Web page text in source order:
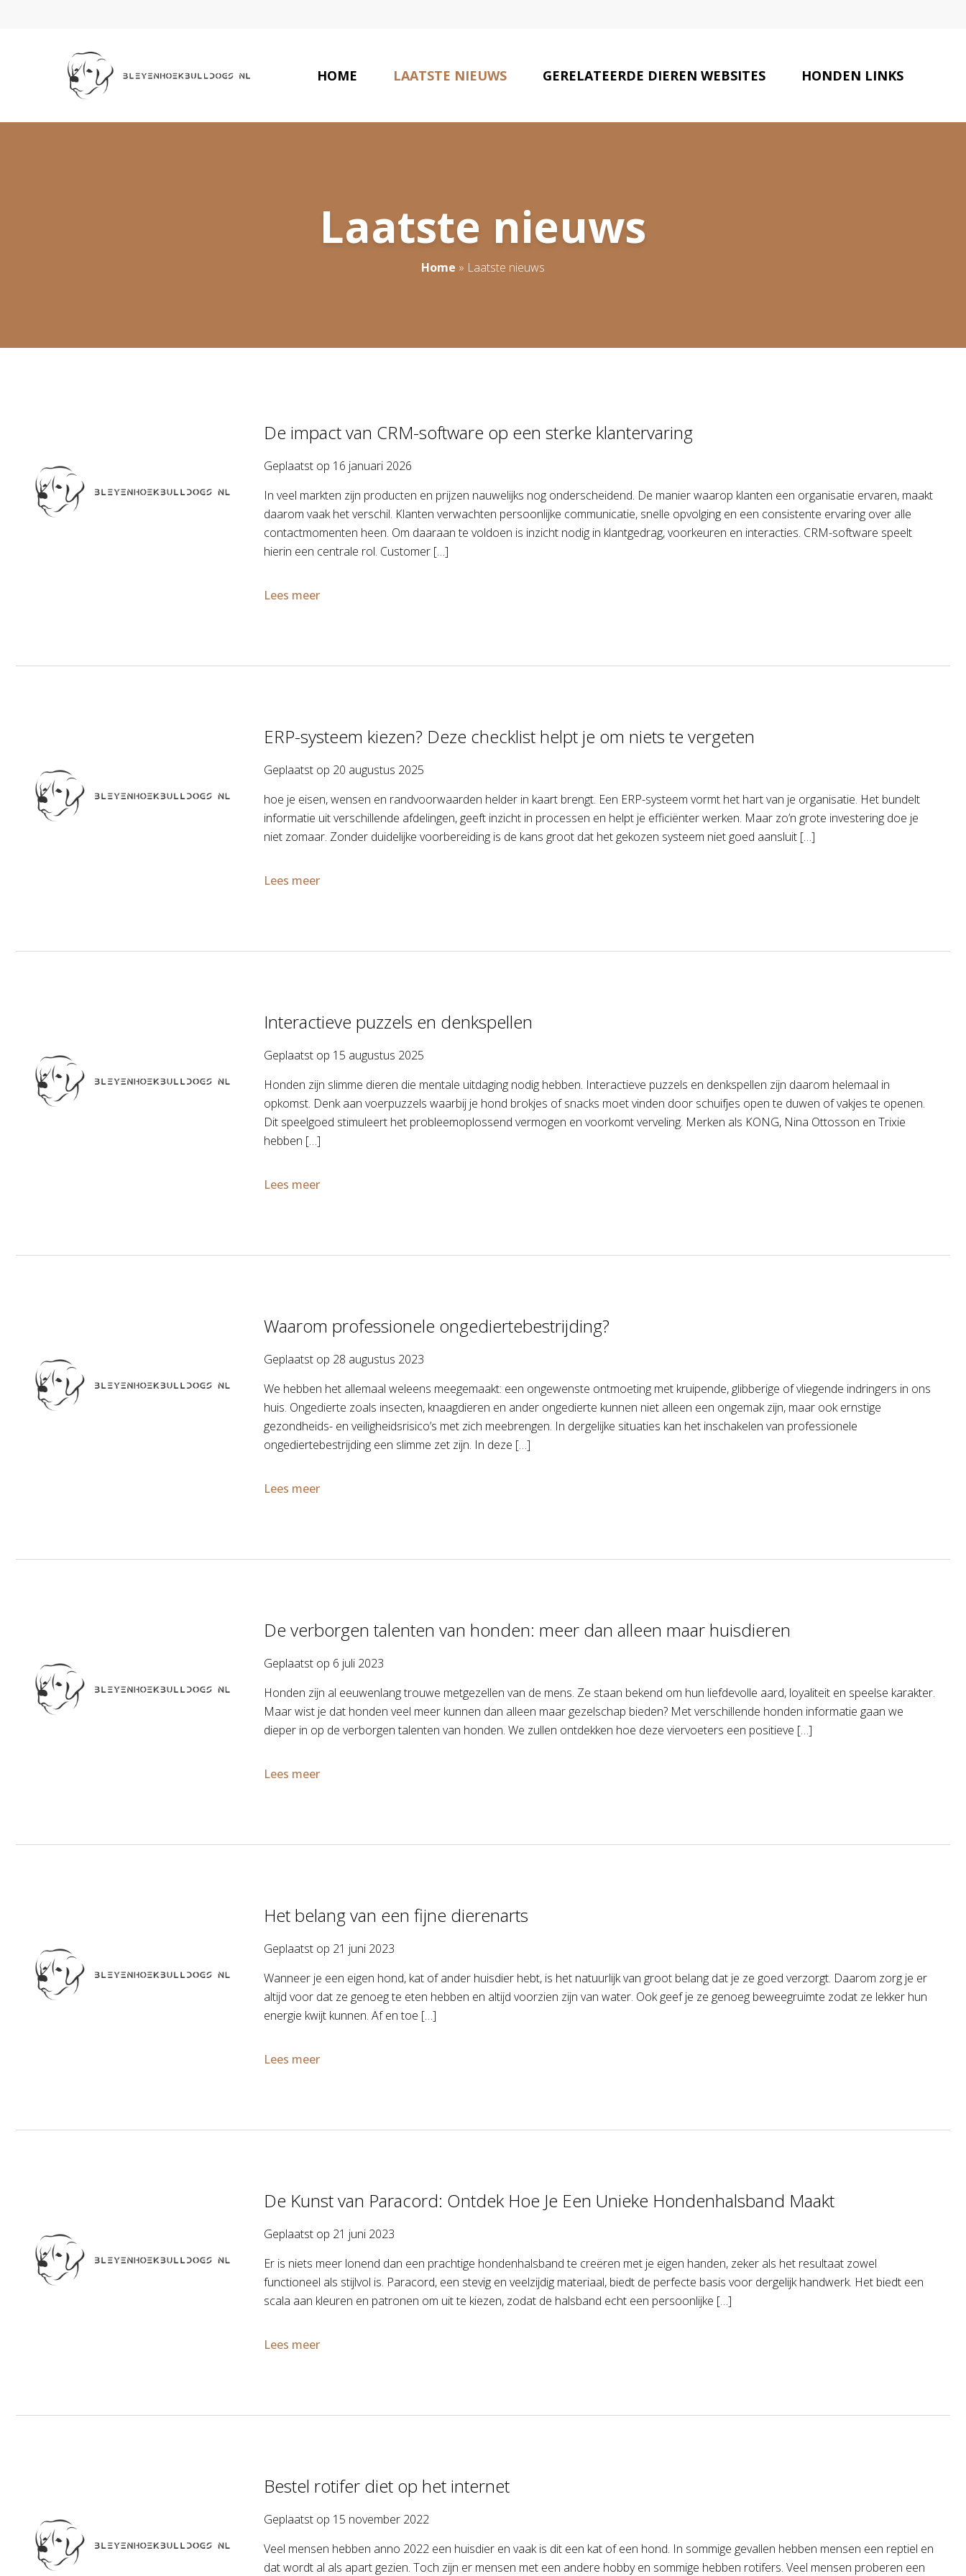
HOME LAATSTE NIEUWS GERELATEERDE DIEREN WEBSITES HONDEN LINKS
Laatste nieuws
Home » Laatste nieuws
De impact van CRM-software op een sterke klantervaring
Geplaatst op 16 januari 2026
In veel markten zijn producten en prijzen nauwelijks nog onderscheidend. De manier waarop klanten een organisatie ervaren, maakt
daarom vaak het verschil. Klanten verwachten persoonlijke communicatie, snelle opvolging en een consistente ervaring over alle
contactmomenten heen. Om daaraan te voldoen is inzicht nodig in klantgedrag, voorkeuren en interacties. CRM-software speelt
hierin een centrale rol. Customer […]
Lees meer
ERP-systeem kiezen? Deze checklist helpt je om niets te vergeten
Geplaatst op 20 augustus 2025
hoe je eisen, wensen en randvoorwaarden helder in kaart brengt. Een ERP-systeem vormt het hart van je organisatie. Het bundelt
informatie uit verschillende afdelingen, geeft inzicht in processen en helpt je efficiënter werken. Maar zo’n grote investering doe je
niet zomaar. Zonder duidelijke voorbereiding is de kans groot dat het gekozen systeem niet goed aansluit […]
Lees meer
Interactieve puzzels en denkspellen
Geplaatst op 15 augustus 2025
Honden zijn slimme dieren die mentale uitdaging nodig hebben. Interactieve puzzels en denkspellen zijn daarom helemaal in
opkomst. Denk aan voerpuzzels waarbij je hond brokjes of snacks moet vinden door schuifjes open te duwen of vakjes te openen.
Dit speelgoed stimuleert het probleemoplossend vermogen en voorkomt verveling. Merken als KONG, Nina Ottosson en Trixie
hebben […]
Lees meer
Waarom professionele ongediertebestrijding?
Geplaatst op 28 augustus 2023
We hebben het allemaal weleens meegemaakt: een ongewenste ontmoeting met kruipende, glibberige of vliegende indringers in ons
huis. Ongedierte zoals insecten, knaagdieren en ander ongedierte kunnen niet alleen een ongemak zijn, maar ook ernstige
gezondheids- en veiligheidsrisico’s met zich meebrengen. In dergelijke situaties kan het inschakelen van professionele
ongediertebestrijding een slimme zet zijn. In deze […]
Lees meer
De verborgen talenten van honden: meer dan alleen maar huisdieren
Geplaatst op 6 juli 2023
Honden zijn al eeuwenlang trouwe metgezellen van de mens. Ze staan bekend om hun liefdevolle aard, loyaliteit en speelse karakter.
Maar wist je dat honden veel meer kunnen dan alleen maar gezelschap bieden? Met verschillende honden informatie gaan we
dieper in op de verborgen talenten van honden. We zullen ontdekken hoe deze viervoeters een positieve […]
Lees meer
Het belang van een fijne dierenarts
Geplaatst op 21 juni 2023
Wanneer je een eigen hond, kat of ander huisdier hebt, is het natuurlijk van groot belang dat je ze goed verzorgt. Daarom zorg je er
altijd voor dat ze genoeg te eten hebben en altijd voorzien zijn van water. Ook geef je ze genoeg beweegruimte zodat ze lekker hun
energie kwijt kunnen. Af en toe […]
Lees meer
De Kunst van Paracord: Ontdek Hoe Je Een Unieke Hondenhalsband Maakt
Geplaatst op 21 juni 2023
Er is niets meer lonend dan een prachtige hondenhalsband te creëren met je eigen handen, zeker als het resultaat zowel
functioneel als stijlvol is. Paracord, een stevig en veelzijdig materiaal, biedt de perfecte basis voor dergelijk handwerk. Het biedt een
scala aan kleuren en patronen om uit te kiezen, zodat de halsband echt een persoonlijke […]
Lees meer
Bestel rotifer diet op het internet
Geplaatst op 15 november 2022
Veel mensen hebben anno 2022 een huisdier en vaak is dit een kat of een hond. In sommige gevallen hebben mensen een reptiel en
dat wordt al als apart gezien. Toch zijn er mensen met een andere hobby en sommige hebben rotifers. Veel mensen proberen een